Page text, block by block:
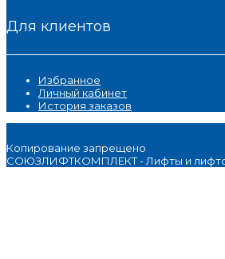
Для клиентов
Избранное
Личный кабинет
История заказов
Копирование запрещено
СОЮЗЛИФТКОМПЛЕКТ - Лифты и